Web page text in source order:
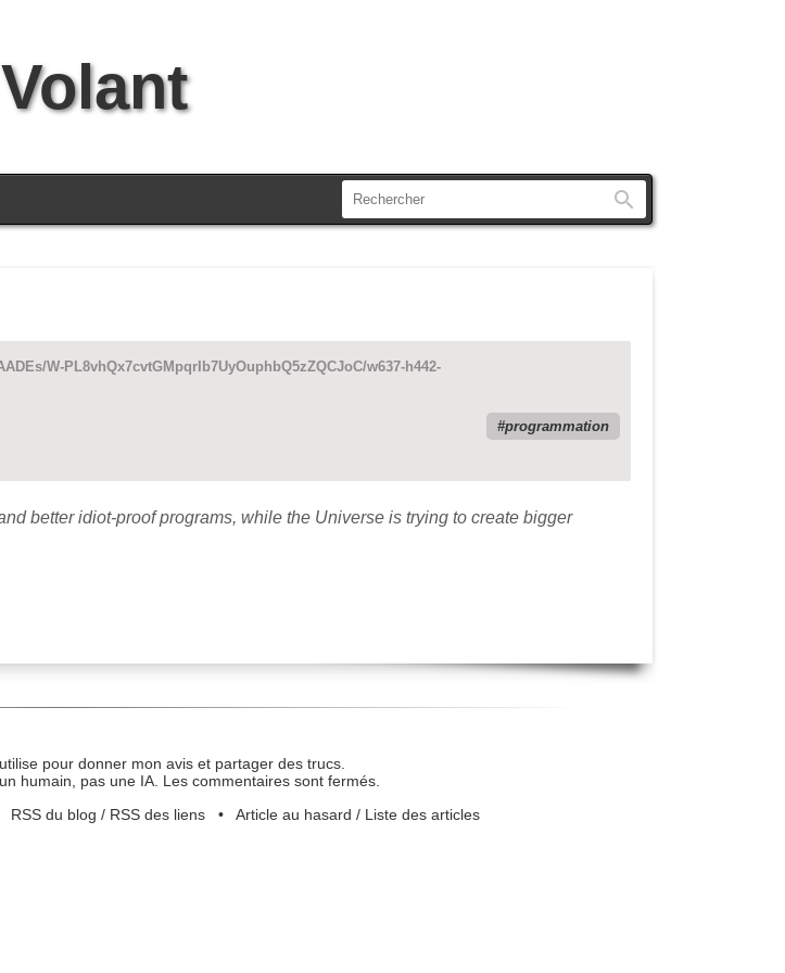
W-PL8vhQx7cvtGMpqrIb7UyOuphbQ5zZQCJoC/w637-h442-
programmation
better idiot-proof programs, while the Universe is trying to create bigger
pour donner mon avis et partager des trucs.
humain, pas une IA. Les commentaires sont fermés.
RSS du blog / RSS des liens• Article au hasard / Liste des articles